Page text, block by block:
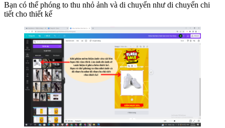
Bạn có thể phóng to thu nhỏ ảnh và di chuyển như di chuyển chi
tiết cho thiết kế